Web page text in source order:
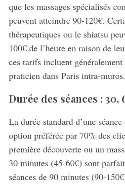
que les massages spécialisés
peuvent atteindre 90-120€.
thérapeutiques ou le shiatsu
100€ de l’heure en raison de
ces tarifs incluent
praticien dans Paris intra-muros.
Durée des séances :
La durée standard d’une
option préférée par 70% des
première découverte ou un
30 minutes (45-60€) sont
séances de 90 minutes (90-